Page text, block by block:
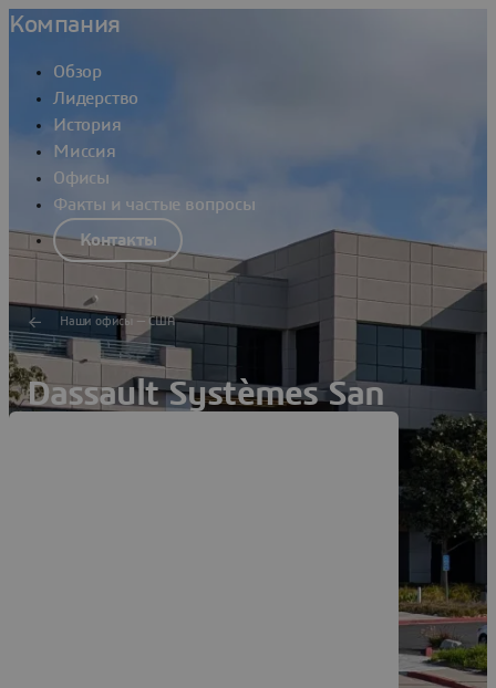
Компания
Обзор
Лидерство
История
Миссия
Офисы
Факты и частые вопросы
Контакты
Наши офисы — США
Dassault Systèmes San